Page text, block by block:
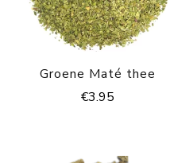
Groene Maté thee
€3.95